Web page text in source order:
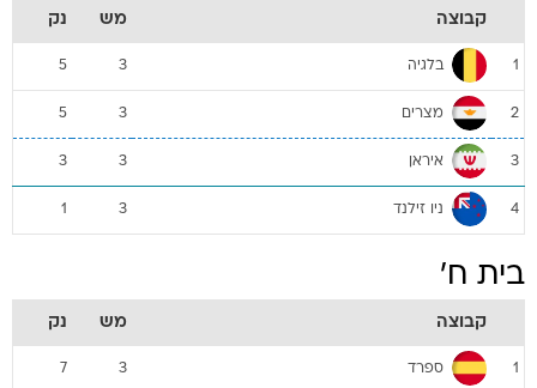
קבוצה מש נק
1 בלגיה 3
5
2 מצרים 3
5
3 איראן 3
3
4 ניו זילנד 3
1
בית ח'
קבוצה מש נק
1 ספרד 3
7